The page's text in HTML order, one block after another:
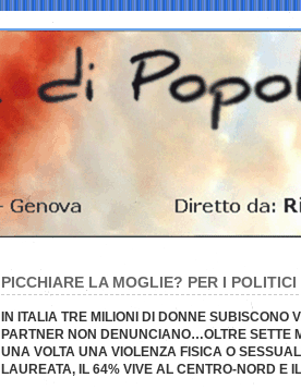
PICCHIARE LA MOGLIE? PER I
IN ITALIA TRE MILIONI DI DONNE
PARTNER NON DENUNCIANO…OLTRE SETTE
UNA VOLTA UNA VIOLENZA FISICA O
LAUREATA, IL 64% VIVE AL CENTRO-NORD E